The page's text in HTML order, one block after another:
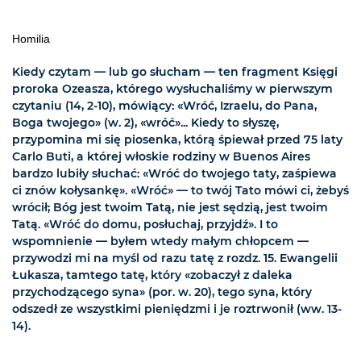
Homilia
Kiedy czytam — lub go słucham — ten fragment Księgi
proroka Ozeasza, którego wysłuchaliśmy w pierwszym
czytaniu (14, 2-10), mówiący: «Wróć, Izraelu, do Pana,
Boga twojego» (w. 2), «wróć»... Kiedy to słyszę,
przypomina mi się piosenka, którą śpiewał przed 75 laty
Carlo Buti, a której włoskie rodziny w Buenos Aires
bardzo lubiły słuchać: «Wróć do twojego taty, zaśpiewa
ci znów kołysankę». «Wróć» — to twój Tato mówi ci, żebyś
wrócił; Bóg jest twoim Tatą, nie jest sędzią, jest twoim
Tatą. «Wróć do domu, posłuchaj, przyjdź». I to
wspomnienie — byłem wtedy małym chłopcem —
przywodzi mi na myśl od razu tatę z rozdz. 15. Ewangelii
Łukasza, tamtego tatę, który «zobaczył z daleka
przychodzącego syna» (por. w. 20), tego syna, który
odszedł ze wszystkimi pieniędzmi i je roztrwonił (ww. 13-
14).